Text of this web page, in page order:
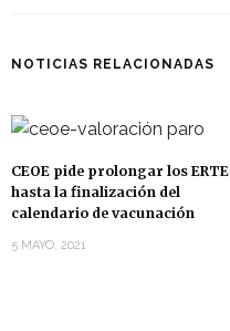
NOTICIAS RELACIONADAS
CEOE pide prolongar los ERTE
hasta la finalización del
calendario de vacunación
5 MAYO, 2021